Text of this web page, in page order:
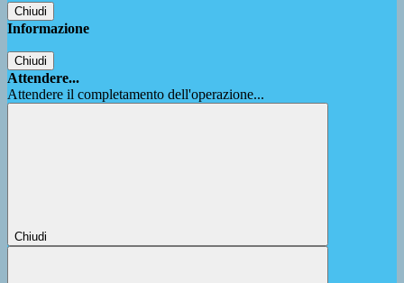
Chiudi
Informazione
Chiudi
Attendere...
Attendere il completamento dell'operazione...
Chiudi